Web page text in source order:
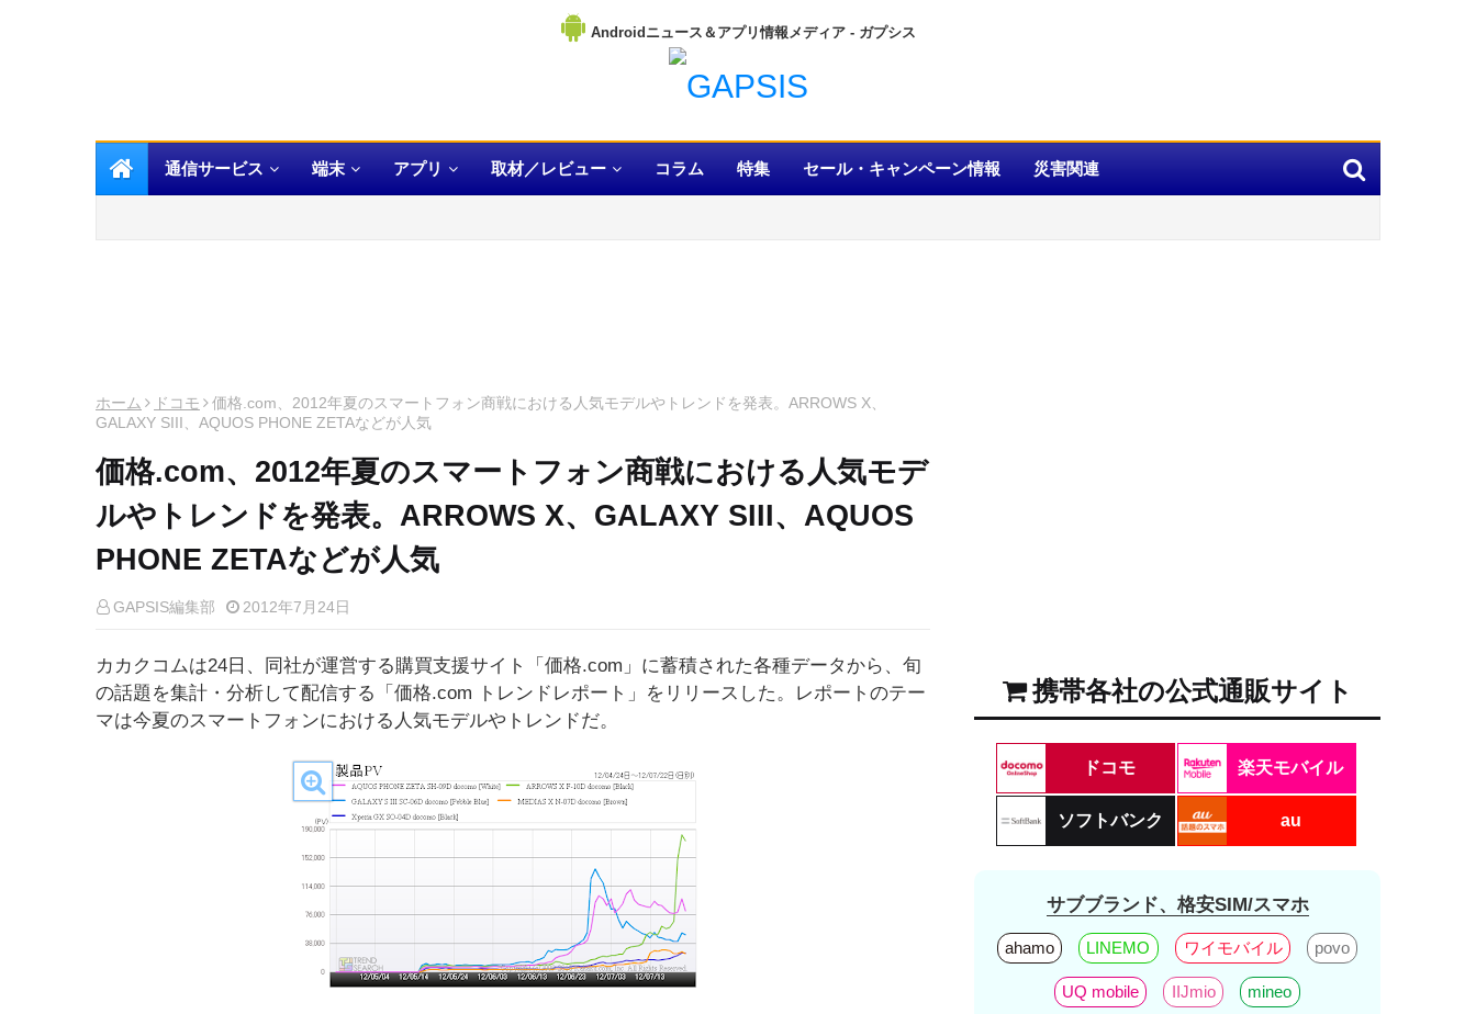
Androidニュース＆アプリ情報メディア
通信サービス 端末 アプリ 取材／レビュー コラム 特集 セール・キャンペーン情報 災害関連
ホーム ドコモ
価格.com、2012年夏のスマートフォン商戦における人気モデルやトレンドを発表。ARROWS X、
GALAXY SIII、AQUOS PHONE ZETAなどが人気
価格.com、2012年夏のスマートフォン商戦における人気モデ
ルやトレンドを発表。ARROWS X、GALAXY SIII、AQUOS
PHONE ZETAなどが人気
GAPSIS編集部 2012年7月24日
カカクコムは24日、同社が運営する購買支援サイト「価格.com」に蓄積された各種データから、旬
の話題を集計・分析して配信する「価格.com トレンドレポート」をリリースした。レポートのテー
マは今夏のスマートフォンにおける人気モデルやトレンドだ。
携帯各社の公式通販サイト
ドコモ 楽天モバイル
ソフトバンク au
サブブランド、格安SIM/スマホ
ahamo LINEMO ワイモバイル povo
UQ mobile IIJmio mineo